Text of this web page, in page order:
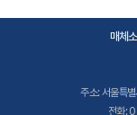
매체
주소: 서울특
전화: